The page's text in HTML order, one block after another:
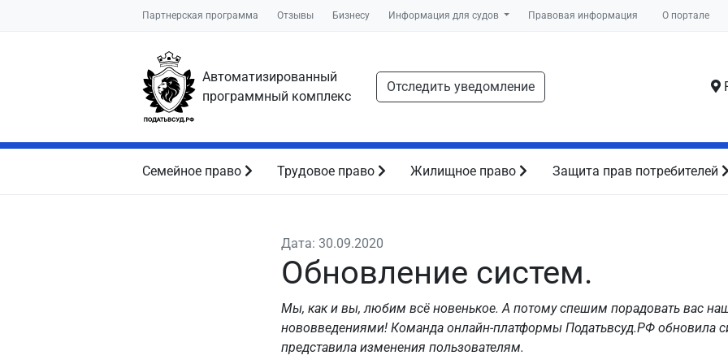
Партнерская программа Отзывы Бизнесу Информация для судов Правовая информация О портале
Автоматизированный
программный комплекс
Отследить уведомление
Семейное право Трудовое право Жилищное право Защита прав потребителей
Дата: 30.09.2020
Обновление систем.
Мы, как и вы, любим всё новенькое. А потому спешим порадовать вас
нововведениями! Команда онлайн-платформы Податьвсуд.РФ обновила
представила изменения пользователям.